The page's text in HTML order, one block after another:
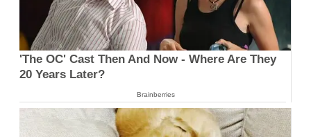
'The OC' Cast Then And Now - Where Are They
20 Years Later?
Brainberries